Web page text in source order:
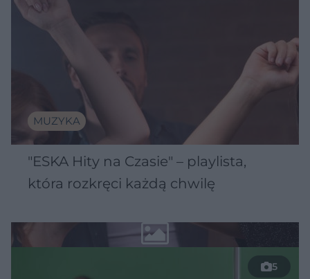
MUZYKA
"ESKA Hity na Czasie" – playlista,
która rozkręci każdą chwilę
5